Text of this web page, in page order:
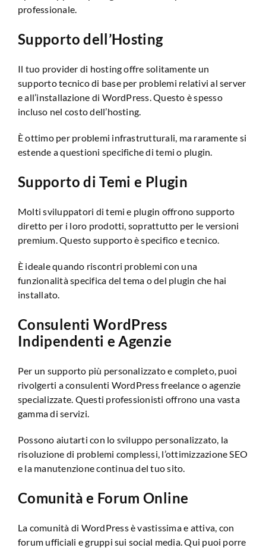
professionale.
Supporto dell’Hosting
Il tuo provider di hosting offre solitamente un
supporto tecnico di base per problemi relativi al server
e all’installazione di WordPress. Questo è spesso
incluso nel costo dell’hosting.
È ottimo per problemi infrastrutturali, ma raramente si
estende a questioni specifiche di temi o plugin.
Supporto di Temi e Plugin
Molti sviluppatori di temi e plugin offrono supporto
diretto per i loro prodotti, soprattutto per le versioni
premium. Questo supporto è specifico e tecnico.
È ideale quando riscontri problemi con una
funzionalità specifica del tema o del plugin che hai
installato.
Consulenti WordPress
Indipendenti e Agenzie
Per un supporto più personalizzato e completo, puoi
rivolgerti a consulenti WordPress freelance o agenzie
specializzate. Questi professionisti offrono una vasta
gamma di servizi.
Possono aiutarti con lo sviluppo personalizzato, la
risoluzione di problemi complessi, l’ottimizzazione SEO
e la manutenzione continua del tuo sito.
Comunità e Forum Online
La comunità di WordPress è vastissima e attiva, con
forum ufficiali e gruppi sui social media. Qui puoi porre